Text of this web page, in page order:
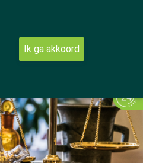
Ik ga akkoord